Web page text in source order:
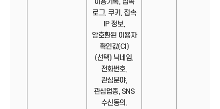
로그, 쿠키, 접속
IP 정보,
암호환된 이용자
확인값(CI)
(선택) 닉네임,
전화번호,
관심분야,
관심업종, SNS
수신동의,